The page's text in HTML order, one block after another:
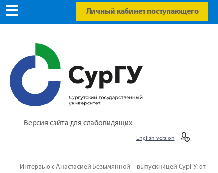
Личный кабинет поступающего
Версия сайта для слабовидящих
English version
Интервью с Анастасией Безымянной – выпускницей СурГУ: от